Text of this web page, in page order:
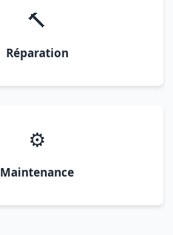
🔨
Réparation
⚙️
Maintenance